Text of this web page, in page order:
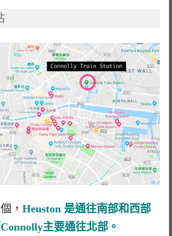
， Heuston 是通往南部和西部
主要通往北部。